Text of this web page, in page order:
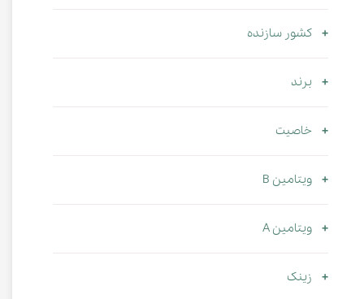
کشور سازنده
برند
خاصیت
ویتامین B
ویتامین A
زینک